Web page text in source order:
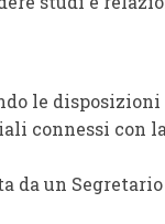
le
connessi con
da un